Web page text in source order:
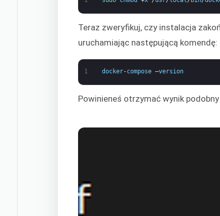
Teraz zweryfikuj, czy instalacja
uruchamiając następującą komendę:
1 docker-compose –version
Powinieneś otrzymać wynik